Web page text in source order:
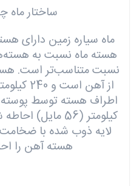
ساختار ماه
ماه سیاره زمین دارای
هسته ماه نسبت به
نسبت متناسب‌تر است.
کیلومتر (56
هسته آهن را